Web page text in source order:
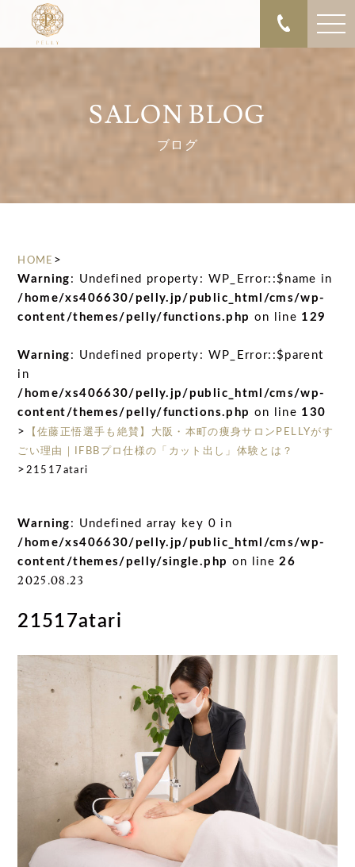
SALON BLOG
ブログ
HOME >
Warning : Undefined property: WP_Error::$name in
/home/xs406630/pelly.jp/public_html/cms/wp-
content/themes/pelly/functions.php on line 129
Warning : Undefined property: WP_Error::$parent
in
/home/xs406630/pelly.jp/public_html/cms/wp-
content/themes/pelly/functions.php on line 130
>
【佐藤正悟選手も絶賛】大阪・本町の痩身サロンPELLYがす
ごい理由｜IFBBプロ仕様の「カット出し」体験とは？
> 21517atari
Warning : Undefined array key 0 in
/home/xs406630/pelly.jp/public_html/cms/wp-
content/themes/pelly/single.php on line26
2025.08.23
21517atari